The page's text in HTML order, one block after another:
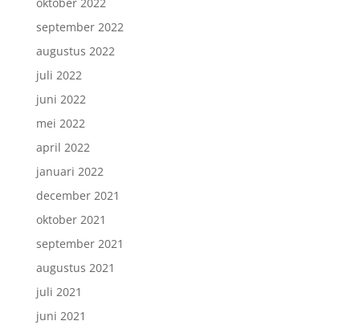
september 2022
augustus 2022
juli 2022
juni 2022
mei 2022
april 2022
januari 2022
december 2021
oktober 2021
september 2021
augustus 2021
juli 2021
juni 2021